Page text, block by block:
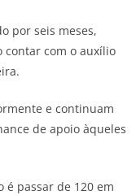
por seis meses,
contar com o auxílio
e continuam
de apoio àqueles
é passar de 120 em